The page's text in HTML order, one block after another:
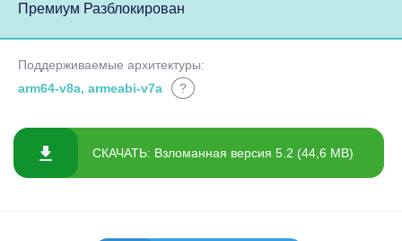
Премиум Разблокирован
Поддерживаемые архитектуры:
arm64-v8a, armeabi-v7a
?
СКАЧАТЬ: Взломанная версия 5.2 (44,6 MB)